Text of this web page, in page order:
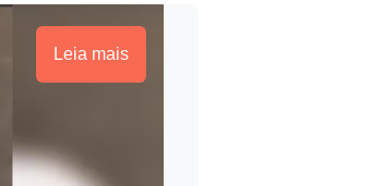
Leia mais